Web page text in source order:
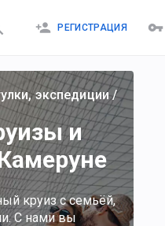
РЕГИСТРАЦИЯ
экспедиции/
и
круиз с семьёй,
С нами вы